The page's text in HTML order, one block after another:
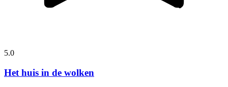
5.0
Het huis in de wolken